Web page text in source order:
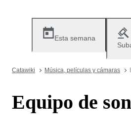
Esta semana
Catawiki Música, películas y cámaras
Equipo de